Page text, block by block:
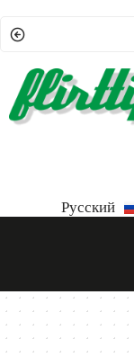
Русский